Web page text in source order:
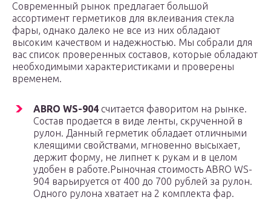
Современный рынок предлагает большой
ассортимент герметиков для вклеивания стекла
фары, однако далеко не все из них обладают
высоким качеством и надежностью. Мы собрали для
вас список проверенных составов, которые обладают
необходимыми характеристиками и проверены
временем.
ABRO WS-904 считается фаворитом на рынке.
Состав продается в виде ленты, скрученной в
рулон. Данный герметик обладает отличными
клеящими свойствами, мгновенно высыхает,
держит форму, не липнет к рукам и в целом
удобен в работе.Рыночная стоимость ABRO WS-
904 варьируется от 400 до 700 рублей за рулон.
Одного рулона хватает на 2 комплекта фар.